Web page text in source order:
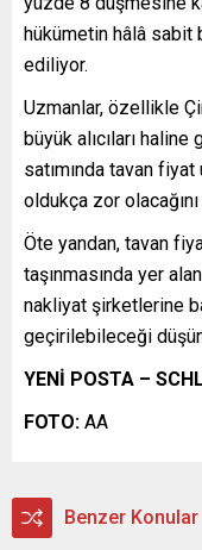
hükümetin hâlâ sabit
ediliyor.
Uzmanlar, özellikle
büyük alıcıları
satımında tavan
oldukça zor
Öte yandan, tavan
taşınmasında yer
nakliyat şirketlerine
geçirilebileceği
YENİ POSTA –
FOTO: AA
Benzer Konular